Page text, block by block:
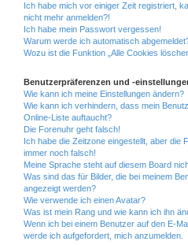
Ich habe mich vor einiger Zeit registriert,
nicht mehr anmelden?!
Ich habe mein Passwort vergessen!
Warum werde ich automatisch
Wozu ist die Funktion „Alle Cookies
Benutzerpräferenzen und -
Wie kann ich meine Einstellungen ändern?
Wie kann ich verhindern, dass mein
Online-Liste auftaucht?
Die Forenuhr geht falsch!
Ich habe die Zeitzone eingestellt, aber die
immer noch falsch!
Meine Sprache steht auf diesem Board
Was sind das für Bilder, die bei meinem
angezeigt werden?
Wie verwende ich einen Avatar?
Was ist mein Rang und wie kann ich ihn
Wenn ich bei einem Benutzer auf den E-
werde ich aufgefordert, mich anzumelden.